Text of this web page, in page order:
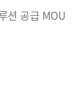
션 공급 MOU